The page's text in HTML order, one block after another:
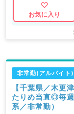
お気に入り
非常勤(アルバイト
【千葉県／木更
たりめ当直◎毎
系／非常勤）